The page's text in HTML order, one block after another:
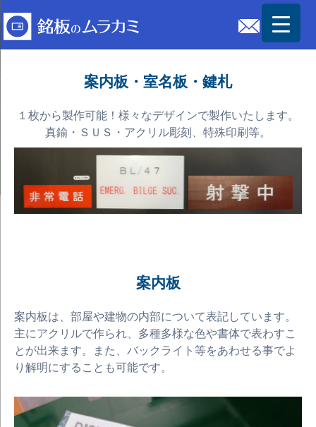
案内板・室名板・鍵札
１枚から製作可能！様々なデザインで製作いたします。
真鍮・ＳＵＳ・アクリル彫刻、特殊印刷等。
案内板
案内板は、部屋や建物の内部について表記しています。
主にアクリルで作られ、多種多様な色や書体で表わすこ
とが出来ます。また、バックライト等をあわせる事でよ
り解明にすることも可能です。